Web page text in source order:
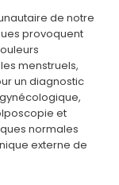
de notre
provoquent
menstruels,
un diagnostic
et
normales
externe de